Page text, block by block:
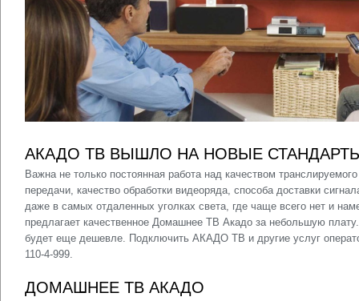
АКАДО ТВ ВЫШЛО НА НОВЫЕ
Важна не только постоянная работа над качеством
передачи, качество обработки видеоряда, способа доставки
даже в самых отдаленных уголках света, где чаще всего нет и
предлагает качественное Домашнее ТВ Акадо за небольшую
будет еще дешевле. Подключить АКАДО ТВ и другие услуг
110-4-999.
ДОМАШНЕЕ ТВ АКАДО